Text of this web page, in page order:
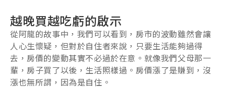
越晚買越吃虧的啟示
從阿龍的故事中，我們可以看到，房市的波動雖然會讓
人心生懷疑，但對於自住者來說，只要生活能夠過得
去，房價的變動其實不必過於在意。就像我們父母那一
輩，房子買了以後，生活照樣過。房價漲了是賺到，沒
漲也無所謂，因為是自住。